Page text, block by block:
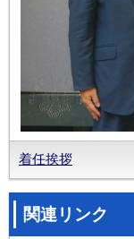
着任挨拶
関連リンク